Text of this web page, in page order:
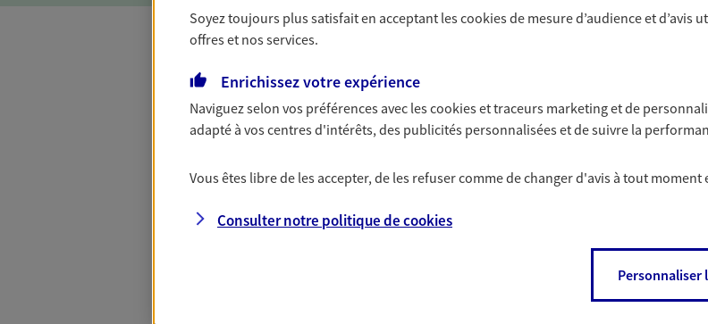
Complémentaire Santé
Et si préserver votre budget, c’était aussi prendre soin de votre santé ? Avec le
votre cotisation, si vous avez 60 ans et plus ; et si vous êtes un travailleur non
Contactez-nous pour plus d’information sur l’offre et ses conditions.
Soyez toujours plus satisfait en acceptant lescookiesde mesure d’audience et
offres et nos services.
Enrichissez votre expérience
Naviguez selon vos préférences avec lescookies et traceurs marketing et de
adapté à vos centres d'intérêts, des publicités personnalisées et de suivre la
Vous êtes libre de les accepter, de les refuser comme de changer d'avis à tout moment
Consulter notre politique decookies
Personnaliser